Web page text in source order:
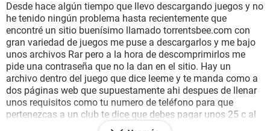
Desde hace algún tiempo que llevo descargando juegos y no
he tenido ningún problema hasta recientemente que
encontré un sitio buenísimo llamado torrentsbee.com con
gran variedad de juegos me puse a descargarlos y me bajo
unos archivos Rar pero a la hora de descomprimirlos me
pide una contraseña que no la dan en el sitio. Hay un
archivo dentro del juego que dice leeme y te manda como a
dos páginas web que supuestamente ahi despues de llenar
unos requisitos como tu numero de teléfono para que
pertenezcas a un club te dice que debes pagar unos 25 c al
dia lo que hice para que se me bajara la contraseña